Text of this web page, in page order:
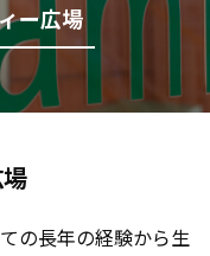
ー広場
の長年の経験から生